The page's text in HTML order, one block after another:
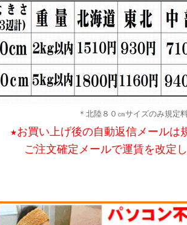
＊北陸８０㎝サイズのみ規定
★お買い上げ後の自動返信メールは
ご注文確定メールで運賃を改定し